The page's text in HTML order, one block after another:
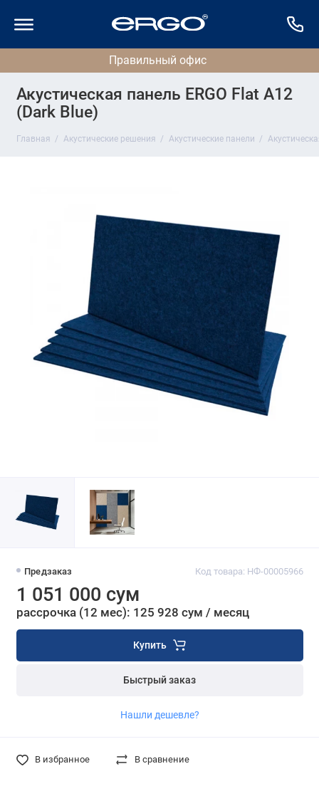
Акустическая панель ERGO Flat A12
(Dark Blue)
Главная Акустические решения Акустические панели
Предзаказ Код товара: НФ-00005966
1 051 000 сум
рассрочка (12 мес): 125 928 сум / месяц
Купить
Быстрый заказ
Нашли дешевле?
В избранное В сравнение